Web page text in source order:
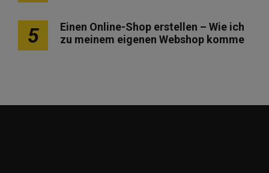
5
Einen Online-Shop erstellen – Wie ich
zu meinem eigenen Webshop komme